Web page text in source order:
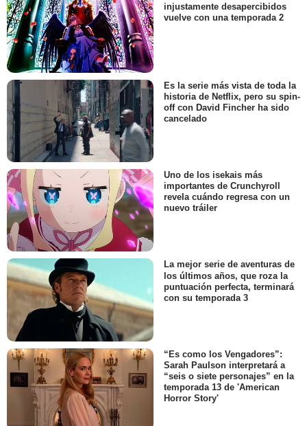
injustamente desapercibidos
vuelve con una temporada 2
Es la serie más vista de toda la
historia de Netflix, pero su spin-
off con David Fincher ha sido
cancelado
Uno de los isekais más
importantes de Crunchyroll
revela cuándo regresa con un
nuevo tráiler
La mejor serie de aventuras de
los últimos años, que roza la
puntuación perfecta, terminará
con su temporada 3
“Es como los Vengadores”:
Sarah Paulson interpretará a
“seis o siete personajes” en la
temporada 13 de 'American
Horror Story'